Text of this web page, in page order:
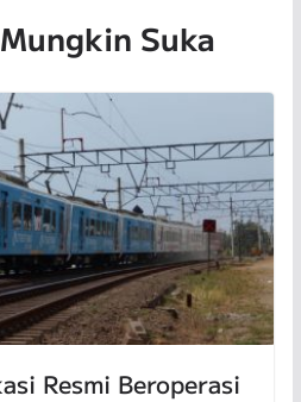
Suka
Resmi Beroperasi